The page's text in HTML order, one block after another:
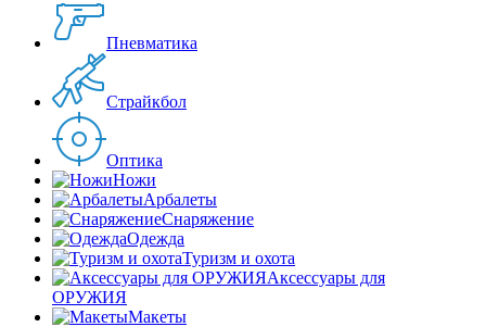
Пневматика
Страйкбол
Оптика
Ножи
Арбалеты
Снаряжение
Одежда
Туризм и охота
Аксессуары для
ОРУЖИЯ
Макеты